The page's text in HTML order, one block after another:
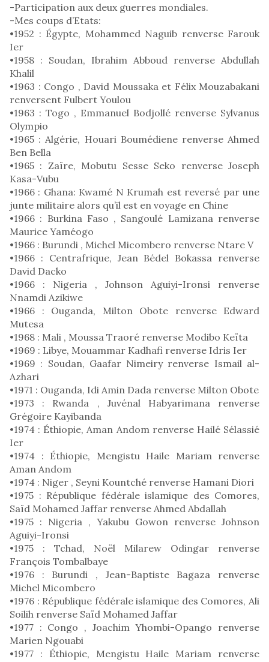
-Participation aux deux guerres mondiales.
-Mes coups d’Etats:
•1952 : Égypte, Mohammed Naguib renverse Farouk
Ier
•1958 : Soudan, Ibrahim Abboud renverse Abdullah
Khalil
•1963 : Congo , David Moussaka et Félix Mouzabakani
renversent Fulbert Youlou
•1963 : Togo , Emmanuel Bodjollé renverse Sylvanus
Olympio
•1965 : Algérie, Houari Boumédiene renverse Ahmed
Ben Bella
•1965 : Zaïre, Mobutu Sesse Seko renverse Joseph
Kasa-Vubu
•1966 : Ghana: Kwamé N Krumah est reversé par une
junte militaire alors qu’il est en voyage en Chine
•1966 : Burkina Faso , Sangoulé Lamizana renverse
Maurice Yaméogo
•1966 : Burundi , Michel Micombero renverse Ntare V
•1966 : Centrafrique, Jean Bédel Bokassa renverse
David Dacko
•1966 : Nigeria , Johnson Aguiyi-Ironsi renverse
Nnamdi Azikiwe
•1966 : Ouganda, Milton Obote renverse Edward
Mutesa
•1968 : Mali , Moussa Traoré renverse Modibo Keïta
•1969 : Libye, Mouammar Kadhafi renverse Idris Ier
•1969 : Soudan, Gaafar Nimeiry renverse Ismail al-
Azhari
•1971 : Ouganda, Idi Amin Dada renverse Milton Obote
•1973 : Rwanda , Juvénal Habyarimana renverse
Grégoire Kayibanda
•1974 : Éthiopie, Aman Andom renverse Hailé Sélassié
Ier
•1974 : Éthiopie, Mengistu Haile Mariam renverse
Aman Andom
•1974 : Niger , Seyni Kountché renverse Hamani Diori
•1975 : République fédérale islamique des Comores,
Saïd Mohamed Jaffar renverse Ahmed Abdallah
•1975 : Nigeria , Yakubu Gowon renverse Johnson
Aguiyi-Ironsi
•1975 : Tchad, Noël Milarew Odingar renverse
François Tombalbaye
•1976 : Burundi , Jean-Baptiste Bagaza renverse
Michel Micombero
•1976 : République fédérale islamique des Comores, Ali
Soilih renverse Saïd Mohamed Jaffar
•1977 : Congo , Joachim Yhombi-Opango renverse
Marien Ngouabi
•1977 : Éthiopie, Mengistu Haile Mariam renverse